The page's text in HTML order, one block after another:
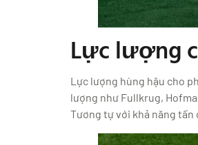
Lực lượng
Lực lượng hùng hậu cho
lượng như Fullkrug,
Tương tự với khả năng tấn